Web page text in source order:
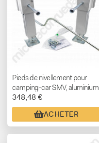
Pieds de nivellement pour
camping-car SMV, aluminium
léger
348,48 €
ACHETER